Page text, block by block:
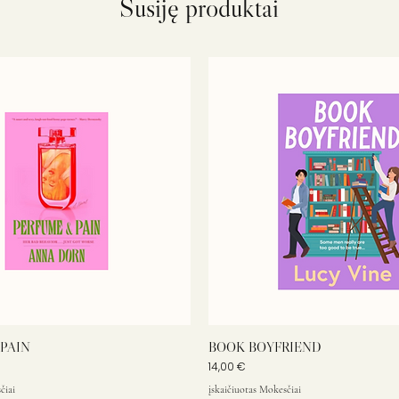
Susiję produktai
BOOK BOYFRIEND
Kaina
14,00 €
įskaičiuotas Mokesčiai